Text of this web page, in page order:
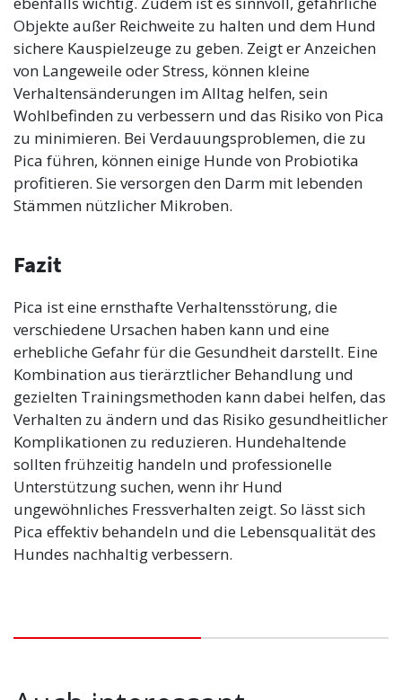
Objekte außer Reichweite zu halten und dem Hund
sichere Kauspielzeuge zu geben. Zeigt er Anzeichen
von Langeweile oder Stress, können kleine
Verhaltensänderungen im Alltag helfen, sein
Wohlbefinden zu verbessern und das Risiko von Pica
zu minimieren. Bei Verdauungsproblemen, die zu
Pica führen, können einige Hunde von Probiotika
profitieren. Sie versorgen den Darm mit lebenden
Stämmen nützlicher Mikroben.
Fazit
Pica ist eine ernsthafte Verhaltensstörung, die
verschiedene Ursachen haben kann und eine
erhebliche Gefahr für die Gesundheit darstellt. Eine
Kombination aus tierärztlicher Behandlung und
gezielten Trainingsmethoden kann dabei helfen, das
Verhalten zu ändern und das Risiko gesundheitlicher
Komplikationen zu reduzieren. Hundehaltende
sollten frühzeitig handeln und professionelle
Unterstützung suchen, wenn ihr Hund
ungewöhnliches Fressverhalten zeigt. So lässt sich
Pica effektiv behandeln und die Lebensqualität des
Hundes nachhaltig verbessern.